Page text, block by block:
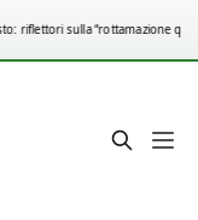
riflettori sulla “rottamazione